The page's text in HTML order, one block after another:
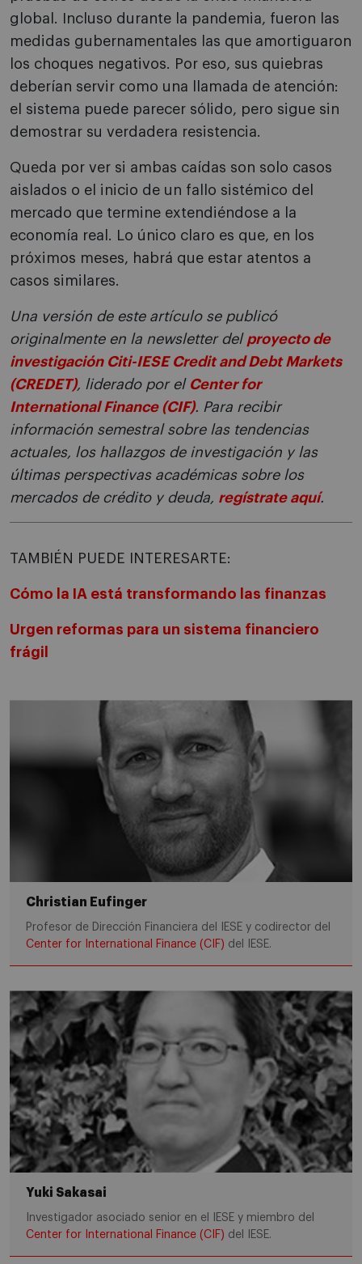
global. Incluso durante la pandemia, fueron las
medidas gubernamentales las que amortiguaron
los choques negativos. Por eso, sus quiebras
deberían servir como una llamada de atención:
el sistema puede parecer sólido, pero sigue sin
demostrar su verdadera resistencia.
Queda por ver si ambas caídas son solo casos
aislados o el inicio de un fallo sistémico del
mercado que termine extendiéndose a la
economía real. Lo único claro es que, en los
próximos meses, habrá que estar atentos a
casos similares.
Una versión de este artículo se publicó
originalmente en la newsletter del proyecto de
investigación Citi-IESE Credit and Debt Markets
(CREDET), liderado por el Center for
International Finance (CIF). Para recibir
información semestral sobre las tendencias
actuales, los hallazgos de investigación y las
últimas perspectivas académicas sobre los
mercados de crédito y deuda, regístrate aquí.
TAMBIÉN PUEDE INTERESARTE:
Cómo la IA está transformando las finanzas
Urgen reformas para un sistema financiero
frágil
Christian Eufinger
Profesor de Dirección Financiera del IESE y codirector del
Center for International Finance (CIF) del IESE.
Yuki Sakasai
Investigador asociado senior en el IESE y miembro del
Center for International Finance (CIF) del IESE.